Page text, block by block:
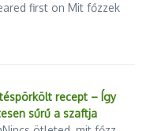
first on Mit főzzek
recept – Így
sűrű a szaftja